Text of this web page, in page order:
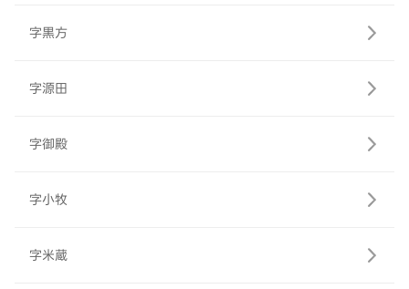
字黒方
字源田
字御殿
字小牧
字米蔵